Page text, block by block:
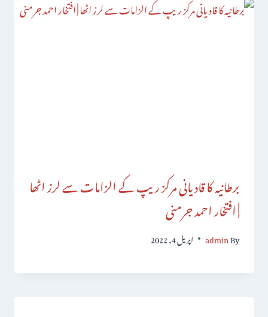
برطانیہ کا قادیانی مرکز ریپ کے الزامات سے لرز اٹھا
| افتخار احمد جرمنی
By
admin اپریل 4, 2022